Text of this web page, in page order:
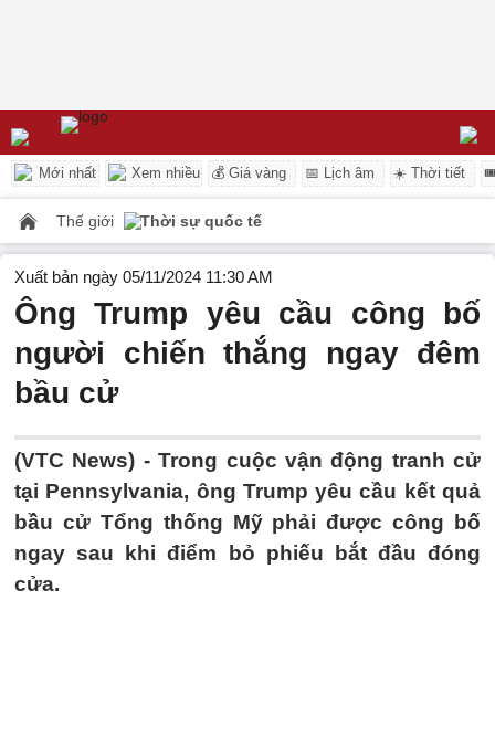
Mới nhất Xem nhiều 💰 Giá vàng 📅 Lịch âm ☀️ Thời tiết
Thế giới Thời sự quốc tế
Xuất bản ngày 05/11/2024 11:30 AM
Ông Trump yêu cầu công bố
người chiến thắng ngay đêm
bầu cử
(VTC News) -Trong cuộc vận động tranh cử
tại Pennsylvania, ông Trump yêu cầu kết quả
bầu cử Tổng thống Mỹ phải được công bố
ngay sau khi điểm bỏ phiếu bắt đầu đóng
cửa.